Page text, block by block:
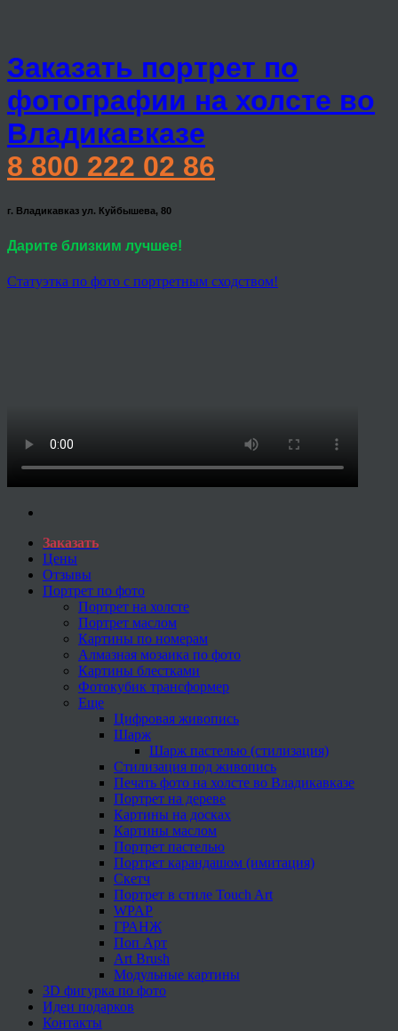
Заказать портрет по
фотографии на холсте во
Владикавказе
8 800 222 02 86
г. Владикавказ ул. Куйбышева, 80
Дарите близким лучшее!
Статуэтка по фото с портретным сходством!
Заказать
Цены
Отзывы
Портрет по фото
Портрет на холсте
Портрет маслом
Картины по номерам
Алмазная мозаика по фото
Картины блестками
Фотокубик трансформер
Еще
Цифровая живопись
Шарж
Шарж пастелью (стилизация)
Стилизация под живопись
Печать фото на холсте во Владикавказе
Портрет на дереве
Картины на досках
Картины маслом
Портрет пастелью
Портрет карандашом (имитация)
Скетч
Портрет в стиле Touch Art
WPAP
ГРАНЖ
Поп Арт
Art Brush
Модульные картины
3D фигурка по фото
Идеи подарков
Контакты